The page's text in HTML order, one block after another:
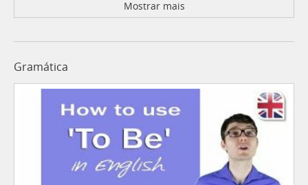
Mostrar mais
Gramática